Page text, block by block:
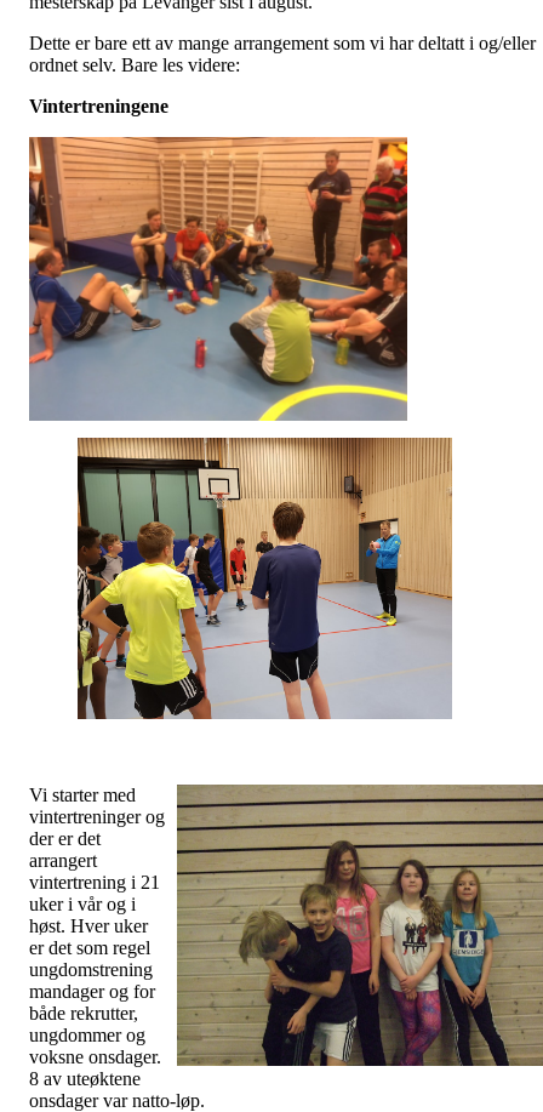
Dette er bare ett av mange arrangement som vi har deltatt i og/eller
ordnet selv. Bare les videre:
Vintertreningene
Vi starter med
vintertreninger og
der er det
arrangert
vintertrening i 21
uker i vår og i
høst. Hver uker
er det som regel
ungdomstrening
mandager og for
både rekrutter,
ungdommer og
voksne onsdager.
8 av uteøktene
onsdager var natto-løp.